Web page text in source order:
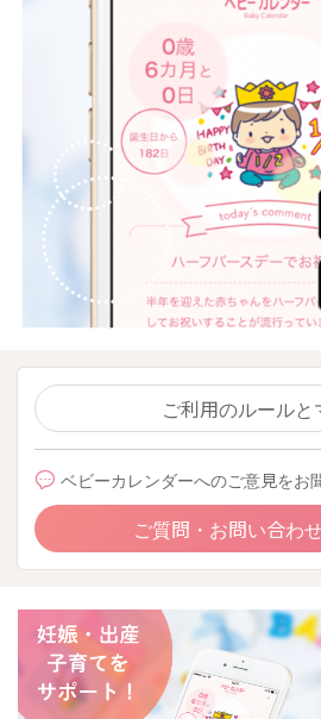
ご利用のルールと
ベビーカレンダーへのご意見をお
ご質問・お問い合わ